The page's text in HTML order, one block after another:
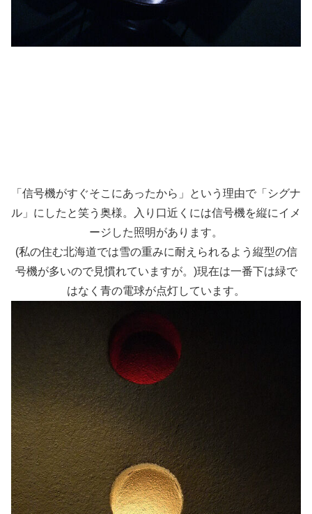
「信号機がすぐそこにあったから」という理由で「シグナ
ル」にしたと笑う奥様。入り口近くには信号機を縦にイメ
ージした照明があります。
(私の住む北海道では雪の重みに耐えられるよう縦型の信
号機が多いので見慣れていますが。)現在は一番下は緑で
はなく青の電球が点灯しています。